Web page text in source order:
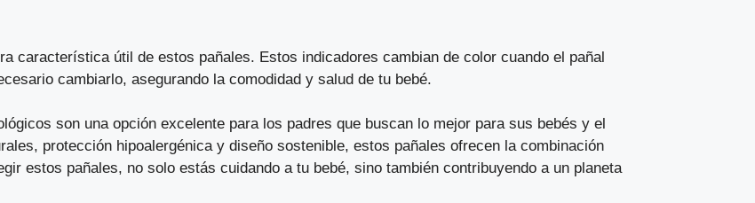
característica útil de estos pañales. Estos indicadores cambian de color cuando el pañal
cambiarlo, asegurando la comodidad y salud de tu bebé.
son una opción excelente para los padres que buscan lo mejor para sus bebés y el
protección hipoalergénica y diseño sostenible, estos pañales ofrecen la combinación
estos pañales, no solo estás cuidando a tu bebé, sino también contribuyendo a un planeta